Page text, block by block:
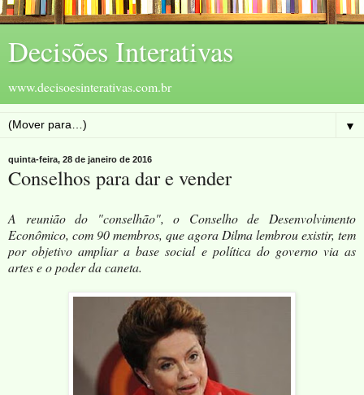
Decisões Interativas
www.decisoesinterativas.com.br
▼
quinta-feira, 28 de janeiro de 2016
Conselhos para dar e vender
A reunião do "conselhão", o Conselho de Desenvolvimento
Econômico, com 90 membros, que agora Dilma lembrou existir, tem
por objetivo ampliar a base social e política do governo via as
artes e o poder da caneta.